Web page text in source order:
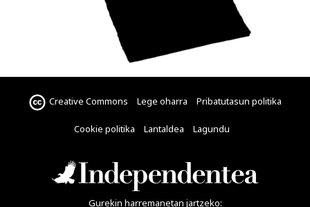
Creative Commons Lege oharra Pribatutasun politika
Cookie politika Lantaldea Lagundu
Gurekin harremanetan jartzeko: